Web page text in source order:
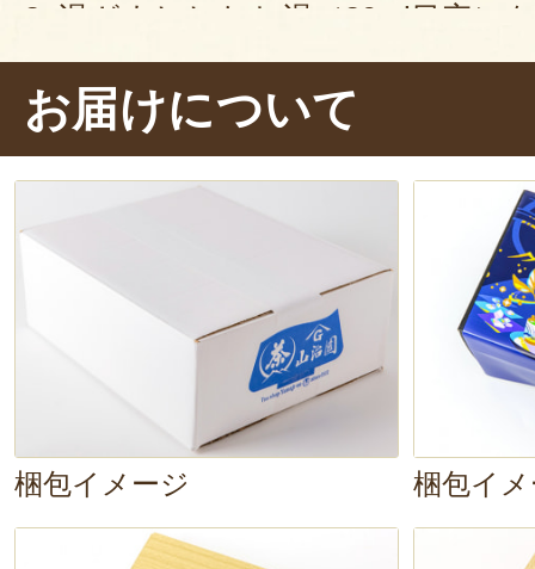
3. 湯ざまししたお湯（80ml目安）
抽出する
4. 少しずつ均等に注ぎ分け、
緑茶は、
湯冷まししたお湯でじっ
み成分がより引き出されます。昔
を淹れるコツで「やけどさせるな
という言葉があるそうです。沸騰
なく、適温に冷まし、「お茶をや
と。また、お茶の葉の量に対して
お届けについて
梱包イメージ 梱包イ